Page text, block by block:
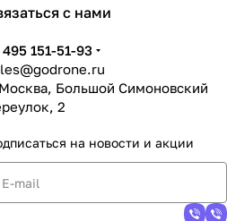
с нами
495 151-51-93
Большой Симоновский
2
на новости и акции